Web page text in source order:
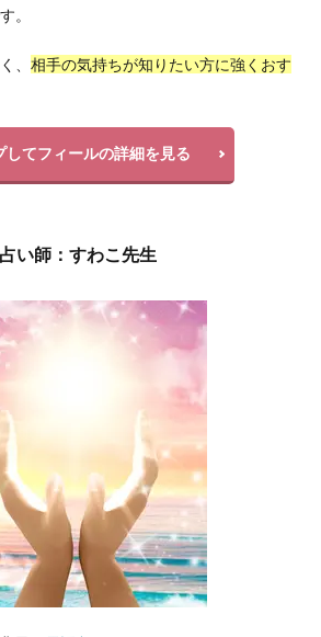
。
、 相手の気持ちが知りたい方に強くおす
してフィールの詳細を見る
い師：すわこ先生